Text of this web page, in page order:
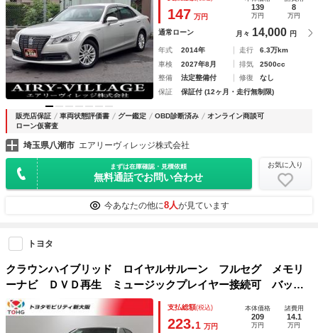
トヒーター／クルコン／スマートキー／プッシュスタート／Ｈ
ＩＤヘッドライト
147 万円
139
万円
8
万円
通常ローン 月々 14,000 円
年式 2014年 走行
6.3万km
車検
2027年8月 排気
2500cc
整備
法定整備付 修復
なし
保証
保証付 (12ヶ月・走行無制限)
販売店保証 車両状態評価書 グー鑑定 OBD診断済み
オンライン商談可
ローン仮審査
埼玉県八潮市 エアリーヴィレッジ株式会社
まずは在庫確認・見積依頼
無料通話でお問い合わせ
お気に入り
今あなたの他に8人が見ています
トヨタ
クラウンハイブリッド ロイヤルサルーン フルセグ メモリ
ーナビ ＤＶＤ再生 ミュージックプレイヤー接続可 バック
カメラ 衝突被害軽減システム ＥＴＣ ドラレコ ＬＥＤヘ
ッドランプ ワンオーナー 記録簿 ハンドルヒーター シー
支払総額(税込)
223.1 万円
本体価格
209
万円
諸費用
14.1
万円